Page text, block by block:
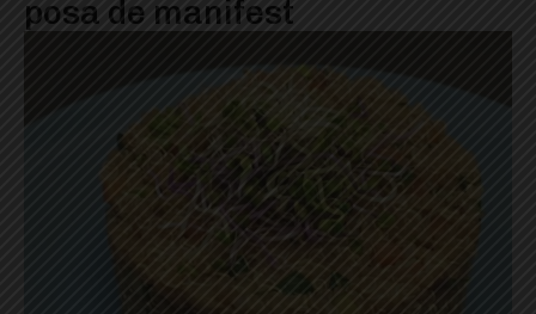
posa de manifest